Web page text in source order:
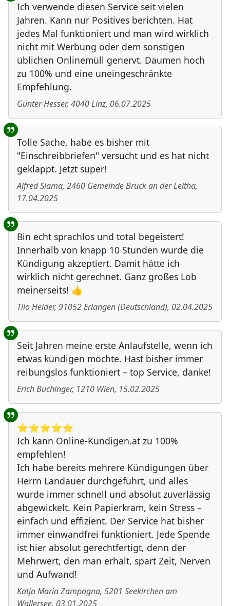
Ich verwende diesen Service seit vielen
Jahren. Kann nur Positives berichten. Hat
jedes Mal funktioniert und man wird wirklich
nicht mit Werbung oder dem sonstigen
üblichen Onlinemüll genervt. Daumen hoch
zu 100% und eine uneingeschränkte
Empfehlung.
Günter Hesser, 4040Linz, 06.07.2025
Tolle Sache, habe es bisher mit
"Einschreibbriefen" versucht und es hat nicht
geklappt. Jetzt super!
Alfred Slama, 2460 Gemeinde Bruck an der Leitha,
17.04.2025
Bin echt sprachlos und total begeistert!
Innerhalb von knapp 10 Stunden wurde die
Kündigung akzeptiert. Damit hätte ich
wirklich nicht gerechnet. Ganz großes Lob
meinerseits! 👍
Tilo Heider, 91052Erlangen(Deutschland), 02.04.2025
Seit Jahren meine erste Anlaufstelle, wenn ich
etwas kündigen möchte. Hast bisher immer
reibungslos funktioniert – top Service, danke!
Erich Buchinger, 1210 Wien, 15.02.2025
⭐️⭐️⭐️⭐️⭐️
Ich kann Online-Kündigen.at zu 100%
empfehlen!
Ich habe bereits mehrere Kündigungen über
Herrn Landauer durchgeführt, und alles
wurde immer schnell und absolut zuverlässig
abgewickelt. Kein Papierkram, kein Stress –
einfach und effizient. Der Service hat bisher
immer einwandfrei funktioniert. Jede Spende
ist hier absolut gerechtfertigt, denn der
Mehrwert, den man erhält, spart Zeit, Nerven
und Aufwand!
Katja Maria Zampagna, 5201 Seekirchen am
Wallersee, 03.01.2025